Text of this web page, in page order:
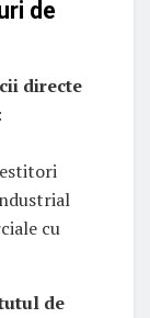
de
directe
:
cu
de